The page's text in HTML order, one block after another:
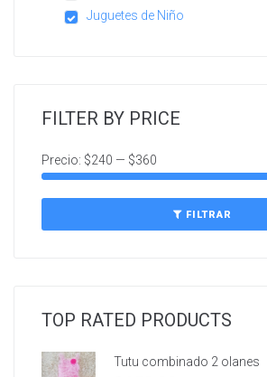
Juguetes de Niño
FILTER BY PRICE
FILTRAR
Precio: $240 — $360
TOP RATED PRODUCTS
Tutu combinado 2 olanes